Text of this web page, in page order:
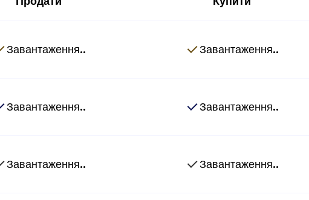
Завантаження.. Завантаження..
Завантаження.. Завантаження..
Завантаження.. Завантаження..